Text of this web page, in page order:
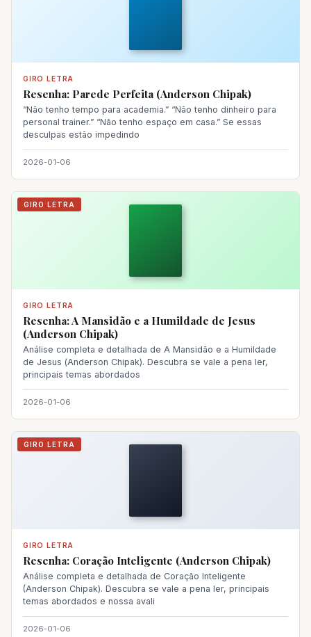
GIRO LETRA
Resenha: Parede Perfeita (Anderson Chipak)
“Não tenho tempo para academia.” “Não tenho dinheiro para
personal trainer.” “Não tenho espaço em casa.” Se essas
desculpas estão impedindo
2026-01-06
GIRO LETRA
GIRO LETRA
Resenha: A Mansidão e a Humildade de Jesus
(Anderson Chipak)
Análise completa e detalhada de A Mansidão e a Humildade
de Jesus (Anderson Chipak). Descubra se vale a pena ler,
principais temas abordados
2026-01-06
GIRO LETRA
GIRO LETRA
Resenha: Coração Inteligente (Anderson Chipak)
Análise completa e detalhada de Coração Inteligente
(Anderson Chipak). Descubra se vale a pena ler, principais
temas abordados e nossa avali
2026-01-06